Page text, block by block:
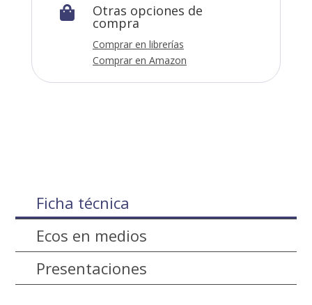
 Otras opciones de
compra
Comprar en librerías
Comprar en Amazon
Ficha técnica
Ecos en medios
Presentaciones